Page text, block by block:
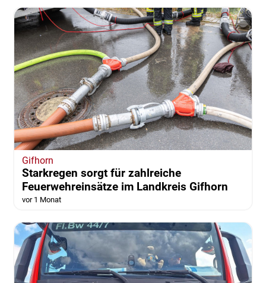
Gifhorn
Starkregen sorgt für zahlreiche
Feuerwehreinsätze im Landkreis Gifhorn
vor 1 Monat